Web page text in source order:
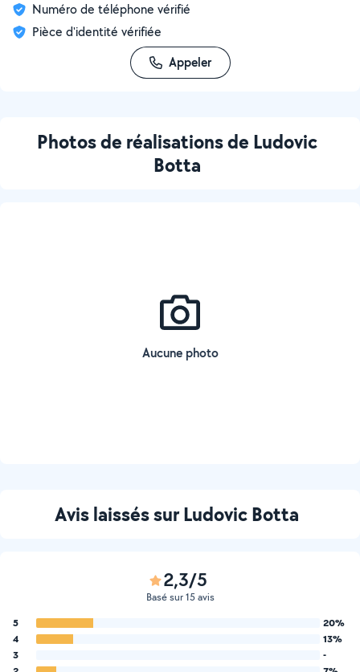
Numéro de téléphone vérifié
Pièce d'identité vérifiée
Appeler
Photos de réalisations de Ludovic
Botta
Aucune photo
Avis laissés sur Ludovic Botta
2,3/5
Basé sur 15 avis
5
20%
4
13%
3
-